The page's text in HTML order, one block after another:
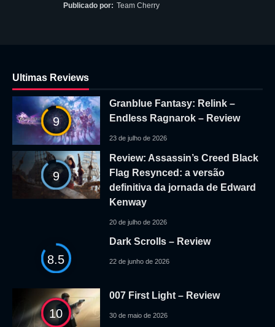
Publicado por: Team Cherry
Ultimas Reviews
9
Granblue Fantasy: Relink –
Endless Ragnarok – Review
23 de julho de 2026
9
Review: Assassin’s Creed Black
Flag Resynced: a versão
definitiva da jornada de Edward
Kenway
20 de julho de 2026
8.5
Dark Scrolls – Review
22 de junho de 2026
10
007 First Light – Review
30 de maio de 2026